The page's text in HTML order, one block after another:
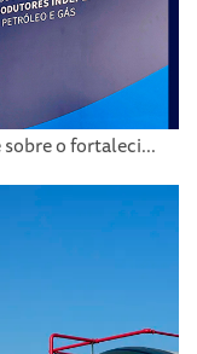
sobre o fortaleci...